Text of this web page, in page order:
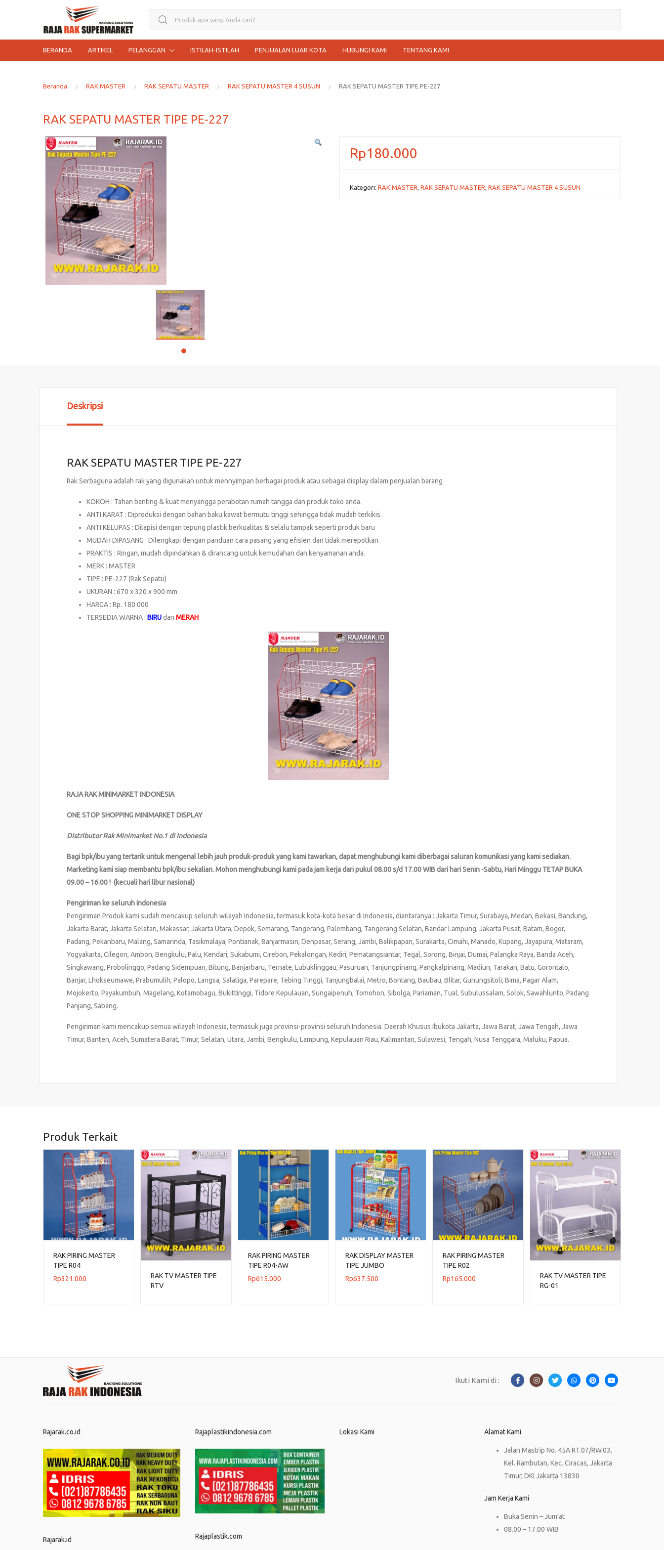
Search for:
BERANDA ARTIKEL PELANGGAN ISTILAH-ISTILAH PENJUALAN LUAR KOTA HUBUNGI KAMI TENTANG KAMI
Beranda RAK MASTER RAK SEPATU MASTER RAK SEPATU MASTER 4 SUSUN RAK SEPATU MASTER TIPE PE-227
RAK SEPATU MASTER TIPE PE-227
Rp180.000
Kategori: RAK MASTER, RAK SEPATU MASTER, RAK SEPATU MASTER 4 SUSUN
Deskripsi
RAK SEPATU MASTER TIPE PE-227
Rak Serbaguna adalah rak yang digunakan untuk mennyimpan berbagai produk atau sebagai display dalam penjualan barang
KOKOH : Tahan banting & kuat menyangga perabotan rumah tangga dan produk toko anda.
ANTI KARAT : Diproduksi dengan bahan baku kawat bermutu tinggi sehingga tidak mudah terkikis.
ANTI KELUPAS : Dilapisi dengan tepung plastik berkualitas & selalu tampak seperti produk baru
MUDAH DIPASANG : Dilengkapi dengan panduan cara pasang yang efisien dan tidak merepotkan.
PRAKTIS : Ringan, mudah dipindahkan & dirancang untuk kemudahan dan kenyamanan anda.
MERK : MASTER
TIPE : PE-227 (Rak Sepatu)
UKURAN : 670 x 320 x 900 mm
HARGA : Rp. 180.000
TERSEDIA WARNA : BIRUdan MERAH
RAJA RAK MINIMARKET INDONESIA
ONE STOP SHOPPING MINIMARKET DISPLAY
Distributor Rak Minimarket No.1 di Indonesia
Bagi bpk/ibu yang tertarik untuk mengenal lebih jauh produk-produk yang kami tawarkan, dapat menghubungi kami diberbagai saluran komunikasi yang kami sediakan.
Marketing kami siap membantu bpk/ibu sekalian. Mohon menghubungi kami pada jam kerja dari pukul 08.00 s/d 17.00 WIB dari hari Senin -Sabtu, Hari Minggu TETAP BUKA
09.00 – 16.00 ! (kecuali hari libur nasional)
Pengiriman ke seluruh Indonesia
Pengiriman Produk kami sudah mencakup seluruh wilayah Indonesia, termasuk kota-kota besar di Indonesia, diantaranya : Jakarta Timur, Surabaya, Medan, Bekasi, Bandung,
Jakarta Barat, Jakarta Selatan, Makassar, Jakarta Utara, Depok, Semarang, Tangerang, Palembang, Tangerang Selatan, Bandar Lampung, Jakarta Pusat, Batam, Bogor,
Padang, Pekanbaru, Malang, Samarinda, Tasikmalaya, Pontianak, Banjarmasin, Denpasar, Serang, Jambi, Balikpapan, Surakarta, Cimahi, Manado, Kupang, Jayapura, Mataram,
Yogyakarta, Cilegon, Ambon, Bengkulu, Palu, Kendari, Sukabumi, Cirebon, Pekalongan, Kediri, Pematangsiantar, Tegal, Sorong, Binjai, Dumai, Palangka Raya, Banda Aceh,
Singkawang, Probolinggo, Padang Sidempuan, Bitung, Banjarbaru, Ternate, Lubuklinggau, Pasuruan, Tanjungpinang, Pangkalpinang, Madiun, Tarakan, Batu, Gorontalo,
Banjar, Lhokseumawe, Prabumulih, Palopo, Langsa, Salatiga, Parepare, Tebing Tinggi, Tanjungbalai, Metro, Bontang, Baubau, Blitar, Gunungsitoli, Bima, Pagar Alam,
Mojokerto, Payakumbuh, Magelang, Kotamobagu, Bukittinggi, Tidore Kepulauan, Sungaipenuh, Tomohon, Sibolga, Pariaman, Tual, Subulussalam, Solok, Sawahlunto, Padang
Panjang, Sabang.
Pengiriman kami mencakup semua wilayah Indonesia, termasuk juga provinsi-provinsi seluruh Indonesia. Daerah Khusus Ibukota Jakarta, Jawa Barat, Jawa Tengah, Jawa
Timur, Banten, Aceh, Sumatera Barat, Timur, Selatan, Utara, Jambi, Bengkulu, Lampung, Kepulauan Riau, Kalimantan, Sulawesi, Tengah, Nusa Tenggara, Maluku, Papua.
Produk Terkait
RAK PIRING MASTER
TIPE R04
Rp321.000
RAK TV MASTER TIPE
RTV
RAK PIRING MASTER
TIPE R04-AW
Rp615.000
RAK DISPLAY MASTER
TIPE JUMBO
Rp637.500
RAK PIRING MASTER
TIPE R02
Rp165.000
RAK TV MASTER TIPE
RG-01
Ikuti Kami di :
Rajarak.co.id
Rajarak.id
Rajaplastikindonesia.com
Rajaplastik.com
Lokasi Kami Alamat Kami
Jalan Mastrip No. 45A RT.07/RW.03,
Kel. Rambutan, Kec. Ciracas, Jakarta
Timur, DKI Jakarta 13830
Jam Kerja Kami
Buka Senin – Jum’at
08.00 – 17.00 WIB